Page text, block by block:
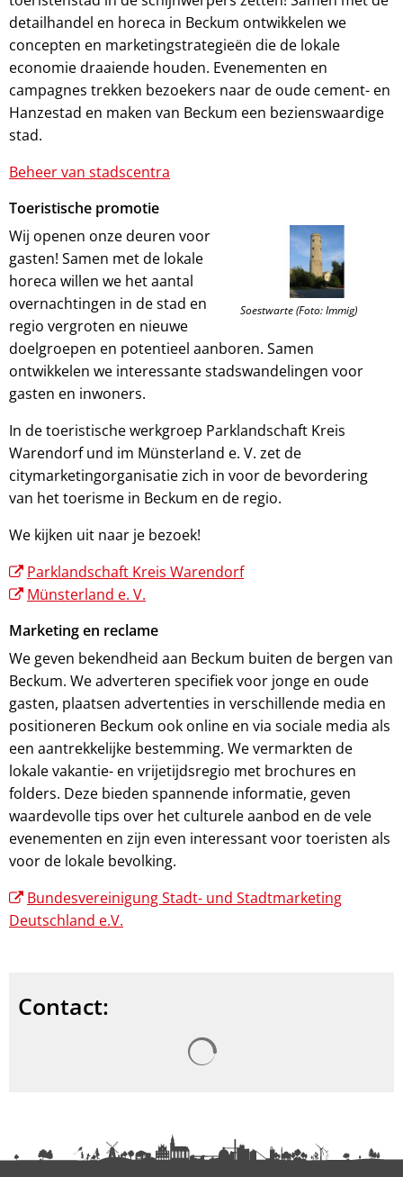
detailhandel en horeca in Beckum ontwikkelen we
concepten en marketingstrategieën die de lokale
economie draaiende houden. Evenementen en
campagnes trekken bezoekers naar de oude cement- en
Hanzestad en maken van Beckum een bezienswaardige
stad.
Beheer van stadscentra
Toeristische promotie
Soestwarte (Foto: Immig)
Wij openen onze deuren voor
gasten! Samen met de lokale
horeca willen we het aantal
overnachtingen in de stad en
regio vergroten en nieuwe
doelgroepen en potentieel aanboren. Samen
ontwikkelen we interessante stadswandelingen voor
gasten en inwoners.
In de toeristische werkgroep Parklandschaft Kreis
Warendorf und im Münsterland e. V. zet de
citymarketingorganisatie zich in voor de bevordering
van het toerisme in Beckum en de regio.
We kijken uit naar je bezoek!
Parklandschaft Kreis Warendorf
Münsterland e. V.
Marketing en reclame
We geven bekendheid aan Beckum buiten de bergen van
Beckum. We adverteren specifiek voor jonge en oude
gasten, plaatsen advertenties in verschillende media en
positioneren Beckum ook online en via sociale media als
een aantrekkelijke bestemming. We vermarkten de
lokale vakantie- en vrijetijdsregio met brochures en
folders. Deze bieden spannende informatie, geven
waardevolle tips over het culturele aanbod en de vele
evenementen en zijn even interessant voor toeristen als
voor de lokale bevolking.
Bundesvereinigung Stadt- und Stadtmarketing
Deutschland e.V.
Contact: